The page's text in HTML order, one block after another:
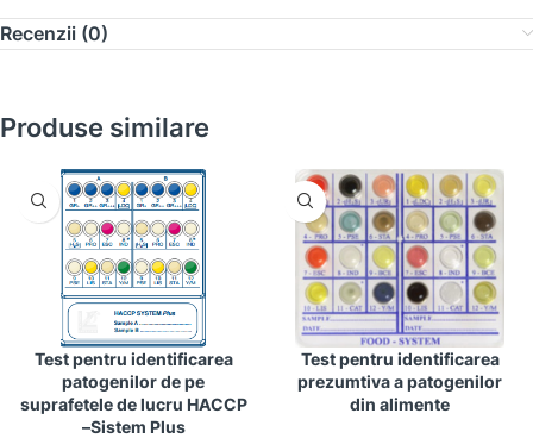
Recenzii (0)
Produse similare
Test pentru identificarea
patogenilor de pe
suprafetele de lucru HACCP
–Sistem Plus
Test pentru identificarea
prezumtiva a patogenilor
din alimente